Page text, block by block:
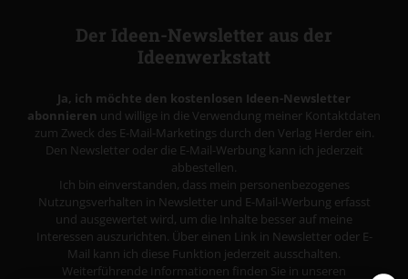
Der Ideen-Newsletter aus der
Ideenwerkstatt
Ja, ich möchte den kostenlosen Ideen-Newsletter
abonnieren und willige in die Verwendung meiner Kontaktdaten
zum Zweck des E-Mail-Marketings durch den Verlag Herder ein.
Den Newsletter oder die E-Mail-Werbung kann ich jederzeit
abbestellen.
Ich bin einverstanden, dass mein personenbezogenes
Nutzungsverhalten in Newsletter und E-Mail-Werbung erfasst
und ausgewertet wird, um die Inhalte besser auf meine
Interessen auszurichten. Über einen Link in Newsletter oder E-
Mail kann ich diese Funktion jederzeit ausschalten.
Weiterführende Informationen finden Sie in unseren